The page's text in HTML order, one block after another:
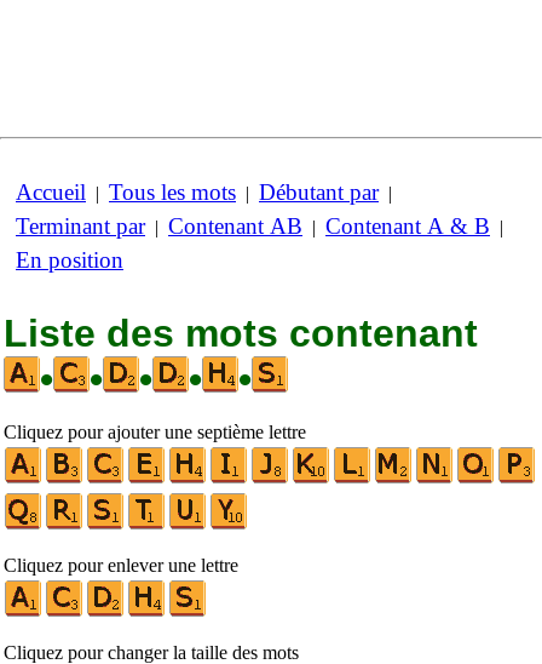
Accueil | Tous les mots | Débutant par|
Terminant par| Contenant AB | Contenant A & B |
En position
Liste des mots contenant
•
• • • •
Cliquez pour ajouter une septième lettre
Cliquez pour enlever une lettre
Cliquez pour changer la taille des mots